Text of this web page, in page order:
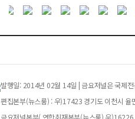
발행일: 2014년 02월 14일 | 금요저널은 국제
편집본부(뉴스룸) : 우)17423 경기도 이천시